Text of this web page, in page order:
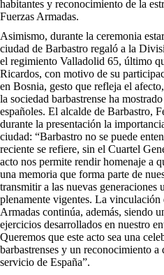
habitantes y reconocimiento de la
Fuerzas Armadas.
Asimismo, durante la ceremonia
ciudad de Barbastro regaló a la
el regimiento Valladolid 65, último
Ricardos, con motivo de su
en Bosnia, gesto que refleja el
la sociedad barbastrense ha
españoles. El alcalde de Barbastro,
durante la presentación la
ciudad: “Barbastro no se puede
reciente se refiere, sin el Cuartel
acto nos permite rendir homenaje a
una memoria que forma parte de
transmitir a las nuevas generaciones
plenamente vigentes. La vinculación
Armadas continúa, además, siendo
ejercicios desarrollados en nuestro
Queremos que este acto sea una
barbastrenses y un reconocimiento
servicio de España”.